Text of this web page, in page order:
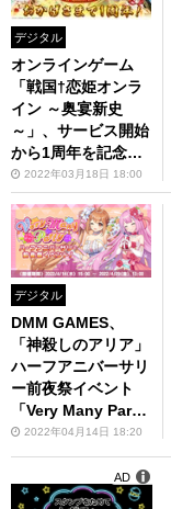
デジタル
オンラインゲーム
「戦国†恋姫オンラ
イン ～奥宴新史
～」、サービス開始
から1周年を記念し
た豪華イベントキャ
ンペーンを開催
2022年03月18日 18:00
デジタル
DMM GAMES、
「神殺しのアリア」
ハーフアニバーサリ
ー前夜祭イベント
「Very Many Part
y」を開催！ 新デ
ィアミス「花小路真
央」や新衣装「パー
ティードレス」が追
2022年04月14日 18:20
AD